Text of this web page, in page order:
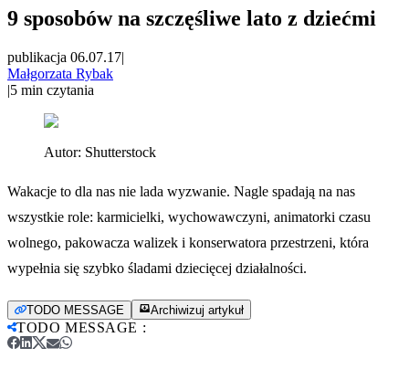
9 sposobów na szczęśliwe lato z dziećmi
publikacja 06.07.17|
Małgorzata Rybak
|5 min czytania
Autor: Shutterstock
Wakacje to dla nas nie lada wyzwanie. Nagle spadają na nas
wszystkie role: karmicielki, wychowawczyni, animatorki czasu
wolnego, pakowacza walizek i konserwatora przestrzeni, która
wypełnia się szybko śladami dziecięcej działalności.
TODO MESSAGE Archiwizuj artykuł
TODO MESSAGE :